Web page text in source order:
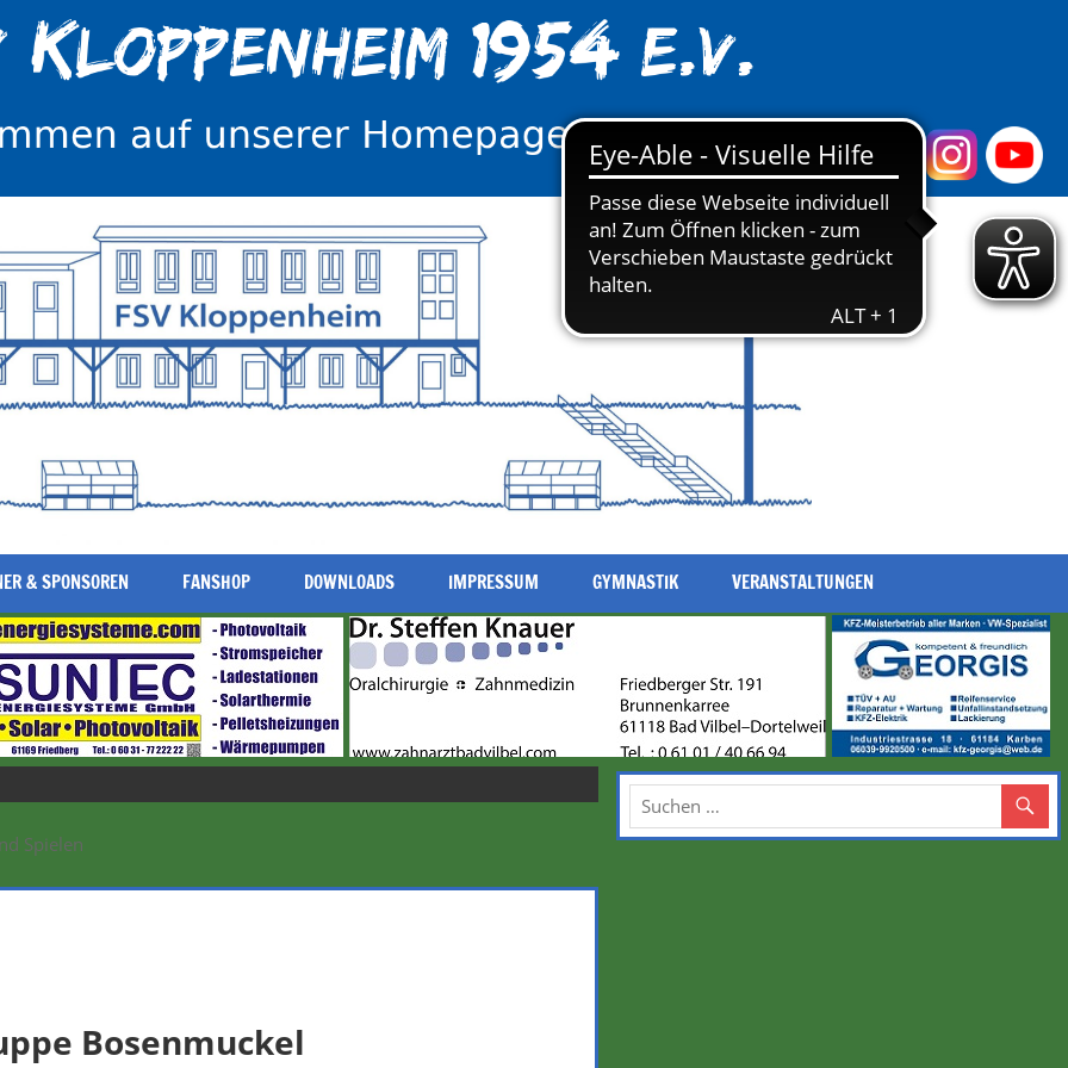
& SPONSOREN FANSHOP DOWNLOADS IMPRESSUM GYMNASTIK VERANSTALTUNGEN
Spielen
Bosenmuckel